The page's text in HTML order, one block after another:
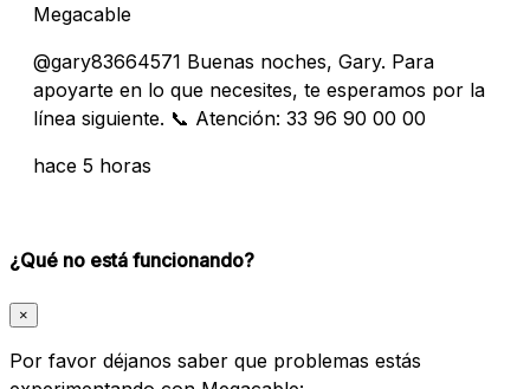
Megacable
@gary83664571 Buenas noches, Gary. Para
apoyarte en lo que necesites, te esperamos por la
línea siguiente. 📞 Atención: 33 96 90 00 00
hace 5 horas
¿Qué no está funcionando?
×
Por favor déjanos saber que problemas estás